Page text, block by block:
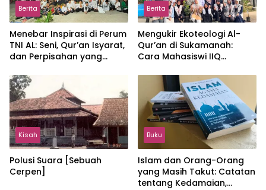
Berita
Menebar Inspirasi di Perum
TNI AL: Seni, Qur’an Isyarat,
dan Perpisahan yang
Berita
Mengukir Ekoteologi Al-
Qur’an di Sukamanah:
Cara Mahasiswi IIQ
Jonggol
Kisah
Polusi Suara [Sebuah
Cerpen]
Buku
Islam dan Orang-Orang
yang Masih Takut: Catatan
tentang Kedamaian,